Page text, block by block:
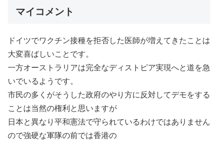
マイコメント
ドイツでワクチン接種を拒否した医師が増えてきたことは
大変喜ばしいことです。
一方オーストラリアは完全なディストピア実現へと道を急
いでいるようです。
市民の多くがそうした政府のやり方に反対してデモをする
ことは当然の権利と思いますが
日本と異なり平和憲法で守られているわけではありません
ので強硬な軍隊の前では香港の